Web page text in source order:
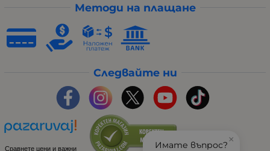
Методи на плащане
Следвайте ни
Сравнете цени и важни
×
Имате въпрос?